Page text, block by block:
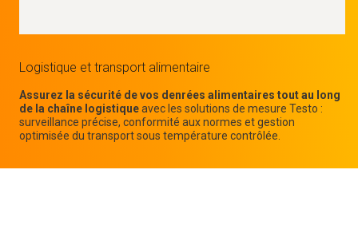
Logistique et transport alimentaire
Assurez la sécurité de vos denrées alimentaires tout au long
de la chaîne logistiqueavec les solutions de mesure Testo :
surveillance précise, conformité aux normes et gestion
optimisée du transport sous température contrôlée.